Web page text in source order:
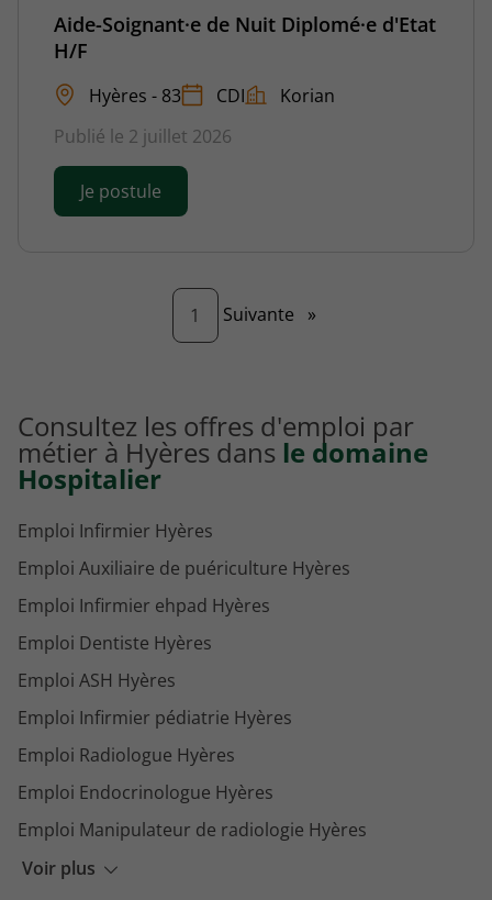
Aide-Soignant·e de Nuit Diplomé·e d'Etat
H/F
Hyères - 83 CDI
Korian
Publié le 2 juillet 2026
Je postule
1 Page
Suivante »
Consultez les offres d'emploi par
métier à Hyères dans le domaine
Hospitalier
Voir plus
Emploi Infirmier Hyères
Emploi Auxiliaire de puériculture Hyères
Emploi Infirmier ehpad Hyères
Emploi Dentiste Hyères
Emploi ASH Hyères
Emploi Infirmier pédiatrie Hyères
Emploi Radiologue Hyères
Emploi Endocrinologue Hyères
Emploi Manipulateur de radiologie Hyères
Emploi Agent de service hospitalier Hyères